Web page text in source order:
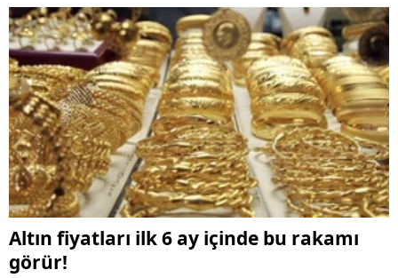
Altın fiyatları ilk 6 ay içinde bu rakamı
görür!